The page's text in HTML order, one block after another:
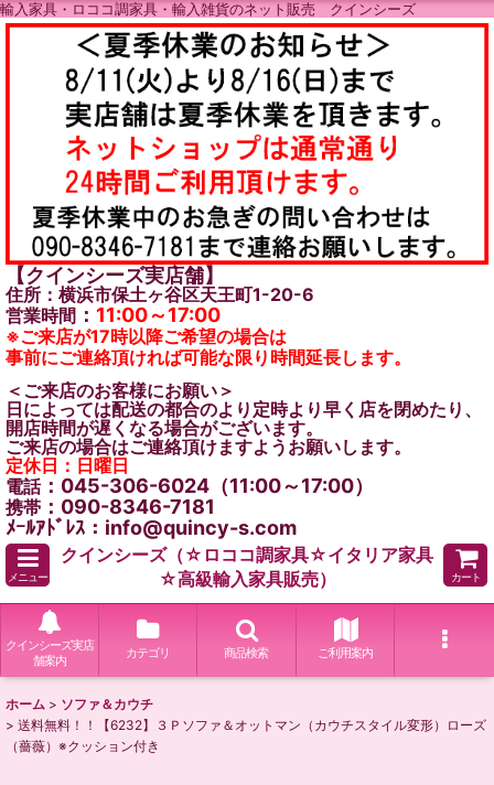
輸入家具・ロココ調家具・輸入雑貨のネット販売 クインシーズ
【クインシーズ実店舗】
住所：横浜市保土ヶ谷区天王町1-20-6
営業時間 ： 11:00～17:00
※ご来店が17時以降ご希望の場合は
事前にご連絡頂ければ可能な限り時間延長します。
＜ご来店のお客様にお願い＞
日によっては配送の都合のより定時より早く店を閉めたり、
開店時間が遅くなる場合がございます。
ご来店の場合はご連絡頂けますようお願いします。
定休日：日曜日
電話：045-306-6024（11:00～17:00）
携帯 ：090-8346-7181
ﾒｰﾙｱﾄﾞﾚｽ：info@quincy-s.com
メニュー
クインシーズ（☆ロココ調家具☆イタリア家具
☆高級輸入家具販売）
カート
クインシーズ実店
舗案内
カテゴリ 商品検索 ご利用案内
ホーム > ソファ＆カウチ
> 送料無料！！【6232】３Ｐソファ＆オットマン（カウチスタイル変形）ローズ
（薔薇）※クッション付き